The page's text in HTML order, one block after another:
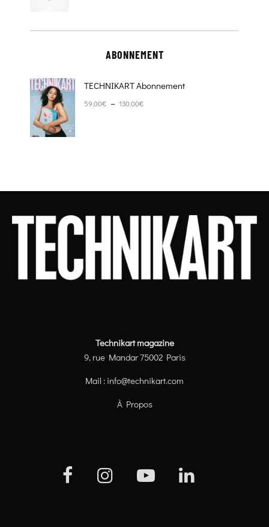
ABONNEMENT
TECHNIKART Abonnement
59,00€ – 130,00€
Technikart magazine
9, rue Mandar 75002 Paris
Mail : info@technikart.com
À Propos